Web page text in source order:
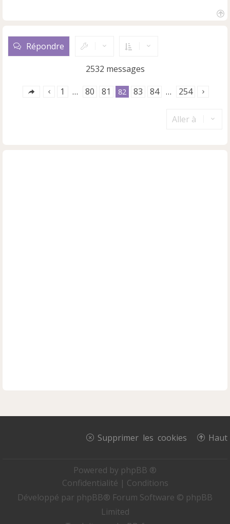
Répondre
2532 messages
1 … 80 81 82 83 84 … 254
Aller à
Haut
Supprimer les cookies
Powered by phpBB ®
Confidentialité | Conditions
Développé par phpBB® Forum Software © phpBB
Limited